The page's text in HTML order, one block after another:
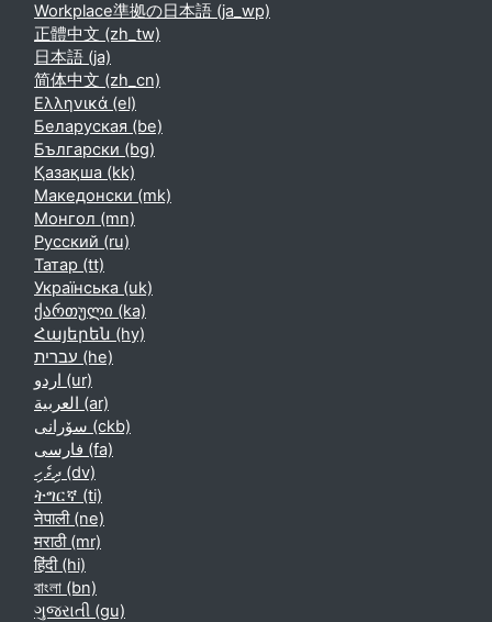
Workplace準拠の日本語 ‎(ja_wp)‎
正體中文 ‎(zh_tw)‎
日本語 ‎(ja)‎
简体中文 ‎(zh_cn)‎
Ελληνικά ‎(el)‎
Беларуская ‎(be)‎
Български ‎(bg)‎
Қазақша ‎(kk)‎
Македонски ‎(mk)‎
Монгол ‎(mn)‎
Русский ‎(ru)‎
Татар ‎(tt)‎
Українська ‎(uk)‎
ქართული ‎(ka)‎
Հայերեն ‎(hy)‎
עברית ‎(he)‎
اردو ‎(ur)‎
العربية ‎(ar)‎
سۆرانی ‎(ckb)‎
فارسی ‎(fa)‎
ދިވެހި ‎(dv)‎
ትግርኛ ‎(ti)‎
नेपाली ‎(ne)‎
मराठी ‎(mr)‎
हिंदी ‎(hi)‎
বাংলা ‎(bn)‎
ગુજરાતી ‎(gu)‎